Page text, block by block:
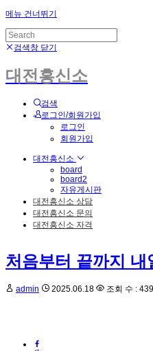
메뉴 건너뛰기
검색창 닫기
대전흥신소
검색
로그인/회원가입
로그인
회원가입
대전흥신소
board
board2
자유게시판
대전흥신소 상담
대전흥신소 문의
대전흥신소 자격
처음부터 끝까지
admin 2025.06.18 조회 수 : 439